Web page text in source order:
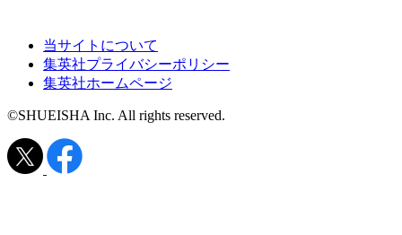
当サイトについて
集英社プライバシーポリシー
集英社ホームページ
©SHUEISHA Inc. All rights reserved.